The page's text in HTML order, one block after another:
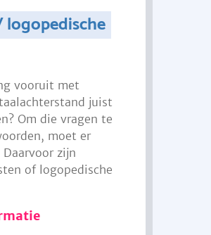
vooruit met
juist
Om die vragen te
moet er
zijn
of logopedische